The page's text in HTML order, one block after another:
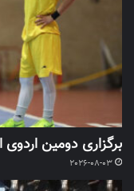
برگزاری دومین
2026-08-03